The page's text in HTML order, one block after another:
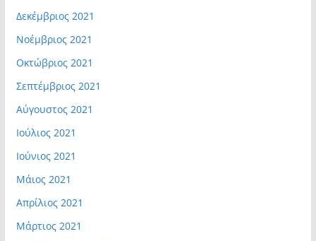
Δεκέμβριος 2021
Νοέμβριος 2021
Οκτώβριος 2021
Σεπτέμβριος 2021
Αύγουστος 2021
Ιούλιος 2021
Ιούνιος 2021
Μάιος 2021
Απρίλιος 2021
Μάρτιος 2021